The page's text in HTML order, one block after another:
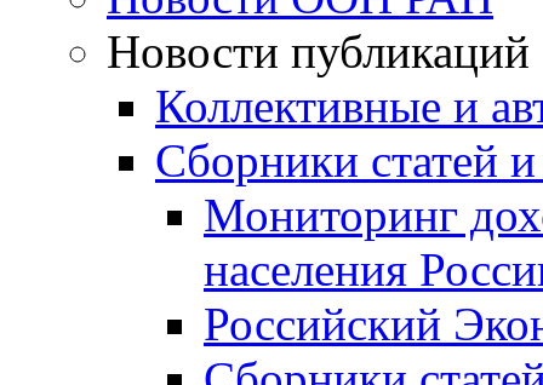
Новости публикаций
Коллективные и
Сборники статей
Мониторинг
населения
Российский